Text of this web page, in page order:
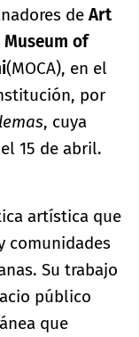
de Art
Museum of
(MOCA), en el
por
, cuya
15 de abril.
artística que
comunidades
Su trabajo
público
que